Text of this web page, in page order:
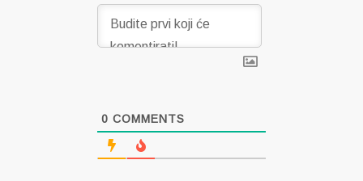
0 COMMENTS